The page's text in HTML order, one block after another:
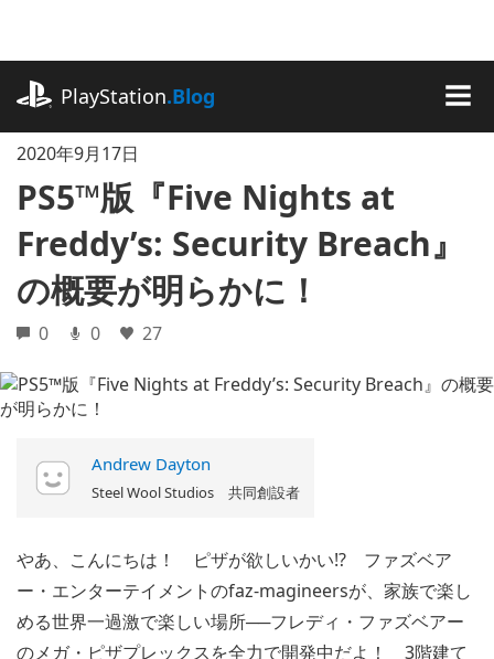
に
ッ
PlayStation.Blog
2020年9月17日
PS5™版『Five Nights at
Freddy’s: Security Breach』
の概要が明らかに！
0 0 27
Andrew Dayton
Steel Wool Studios 共同創設者
やあ、こんにちは！ ピザが欲しいかい!? ファズベア
ー・エンターテイメントのfaz-magineersが、家族で楽し
める世界一過激で楽しい場所──フレディ・ファズベアー
のメガ・ピザプレックスを全力で開発中だよ！ 3階建て